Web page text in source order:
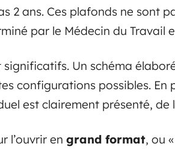
2 ans. Ces plafonds ne sont
par le Médecin du Travail
significatifs. Un schéma
configurations possibles.
est clairement présenté, de
l’ouvrir engrand format, ou